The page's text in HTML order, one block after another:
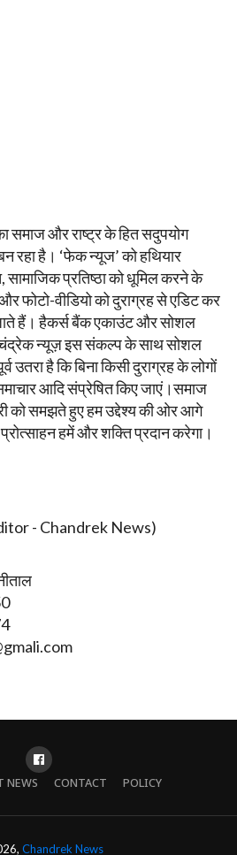
समाज और राष्ट्र के हित सदुपयोग
रहा है। ‘फेक न्यूज’ को हथियार
सामाजिक प्रतिष्ठा को धूमिल करने के
फोटो-वीडियो को दुराग्रह से एडिट कर
हैं। हैकर्स बैंक एकाउंट और सोशल
न्यूज़ इस संकल्प के साथ सोशल
उतरा है कि बिना किसी दुराग्रह के लोगों
आदि संप्रेषित किए जाएं।समाज
को समझते हुए हम उद्देश्य की ओर आगे
हमें और शक्ति प्रदान करेगा।
NEWS CONTACT POLICY
Chandrek News